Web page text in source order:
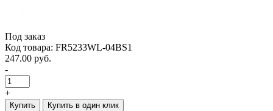
Под заказ
Код товара: FR5233WL-04BS1
247.00 руб.
-
+
Купить Купить в один клик